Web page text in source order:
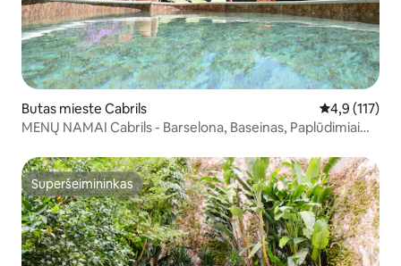
Butas mieste Cabrils Vidutinis
4,9 (117)
MENŲ NAMAI Cabrils - Barselona, Baseinas, Paplūdimiai
Superšeimininkas
Superšeimininkas